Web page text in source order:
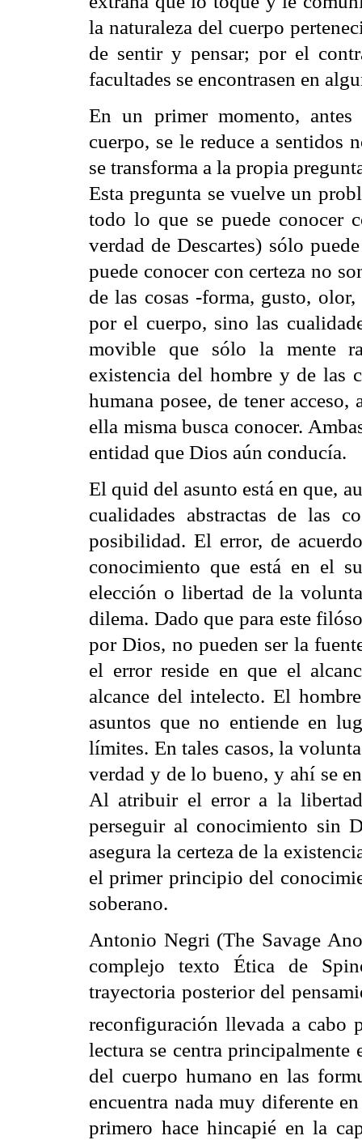
la naturaleza del cuerpo
de sentir y pensar; por el
facultades se encontrasen en
En un primer momento,
cuerpo, se le reduce a sentidos
se transforma a la propia
Esta pregunta se vuelve un
todo lo que se puede conocer
verdad de Descartes) sólo
puede conocer con certeza no
de las cosas -forma, gusto,
por el cuerpo, sino las
movible que sólo la mente
existencia del hombre y de las
humana posee, de tener
ella misma busca conocer.
entidad que Dios aún conducía.
El quid del asunto está en que,
cualidades abstractas de las
posibilidad. El error, de
conocimiento que está en el
elección o libertad de la
dilema. Dado que para este
por Dios, no pueden ser la
el error reside en que el
alcance del intelecto. El
asuntos que no entiende en
límites. En tales casos, la
verdad y de lo bueno, y ahí se
Al atribuir el error a la
perseguir al conocimiento sin
asegura la certeza de la
el primer principio del
soberano.
Antonio Negri (The Savage
complejo texto Ética de
trayectoria posterior del
reconfiguración llevada a cabo
lectura se centra
del cuerpo humano en las
encuentra nada muy diferente
primero hace hincapié en la